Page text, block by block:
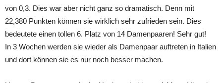
von 0,3. Dies war aber nicht ganz so dramatisch. Denn mit
22,380 Punkten können sie wirklich sehr zufrieden sein. Dies
bedeutete einen tollen 6. Platz von 14 Damenpaaren! Sehr gut!
In 3 Wochen werden sie wieder als Damenpaar auftreten in Italien
und dort können sie es nur noch besser machen.